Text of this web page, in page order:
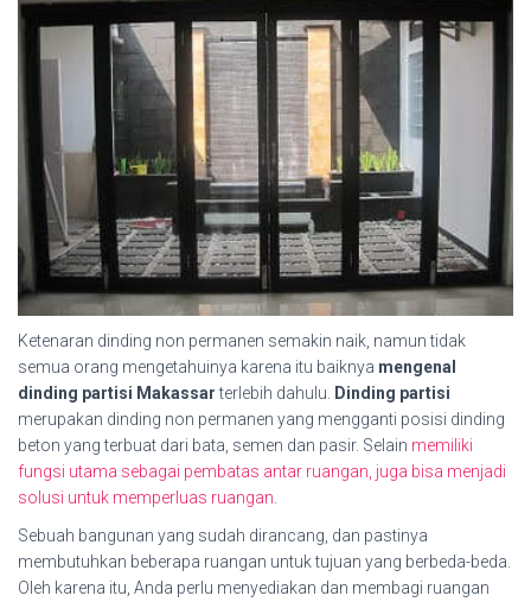
Ketenaran dinding non permanen semakin naik, namun tidak
semua orang mengetahuinya karena itu baiknya mengenal
dinding partisi Makassarterlebih dahulu.
Dinding partisi
merupakan dinding non permanen yang mengganti posisi dinding
beton yang terbuat dari bata, semen dan pasir. Selain memiliki
fungsi utama sebagai pembatas antar ruangan, juga bisa menjadi
solusi untuk memperluas ruangan
Sebuah bangunan yang sudah dirancang, dan pastinya
membutuhkan beberapa ruangan untuk tujuan yang berbeda-beda.
Oleh karena itu, Anda perlu menyediakan dan membagi ruangan